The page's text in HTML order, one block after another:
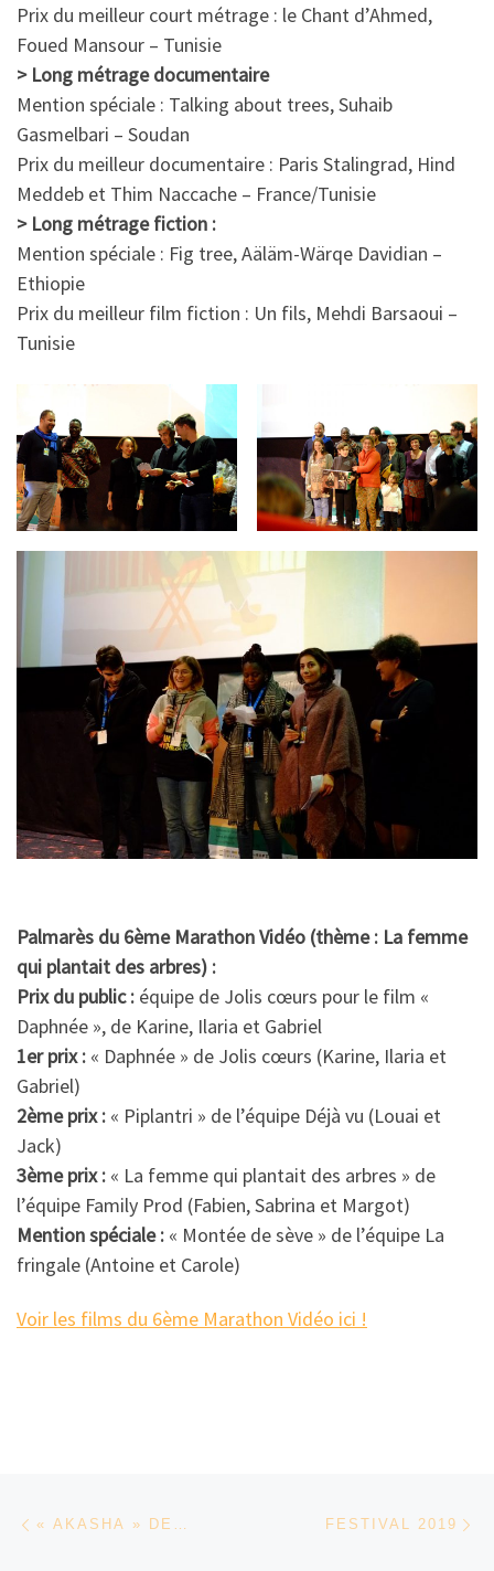
Prix du meilleur court métrage : le Chant d’Ahmed,
Foued Mansour – Tunisie
> Long métrage documentaire
Mention spéciale : Talking about trees, Suhaib
Gasmelbari – Soudan
Prix du meilleur documentaire : Paris Stalingrad, Hind
Meddeb et Thim Naccache – France/Tunisie
> Long métrage fiction :
Mention spéciale : Fig tree, Aäläm-Wärqe Davidian –
Ethiopie
Prix du meilleur film fiction : Un fils, Mehdi Barsaoui –
Tunisie
Palmarès du 6ème Marathon Vidéo (thème : La femme
qui plantait des arbres) :
Prix du public : équipe de Jolis cœurs pour le film «
Daphnée », de Karine, Ilaria et Gabriel
1er prix : « Daphnée » de Jolis cœurs (Karine, Ilaria et
Gabriel)
2ème prix : « Piplantri » de l’équipe Déjà vu (Louai et
Jack)
3ème prix : « La femme qui plantait des arbres » de
l’équipe Family Prod (Fabien, Sabrina et Margot)
Mention spéciale : « Montée de sève » de l’équipe La
fringale (Antoine et Carole)
Voir les films du 6ème Marathon Vidéo ici !
Parcourir les articles FESTIVAL 2019